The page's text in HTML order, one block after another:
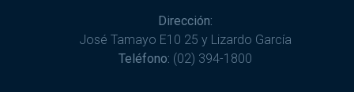
Dirección:
José Tamayo E10 25 y Lizardo García
Teléfono: (02) 394-1800